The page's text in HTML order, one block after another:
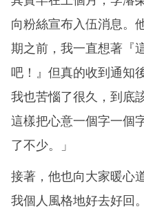
向粉絲宣布入伍消息。
期之前，我一直想著『
吧！』但真的收到通知
我也苦惱了很久，到底
這樣把心意一個字一個
了不少。」
接著，他也向大家暖心
我個人風格地好去好回